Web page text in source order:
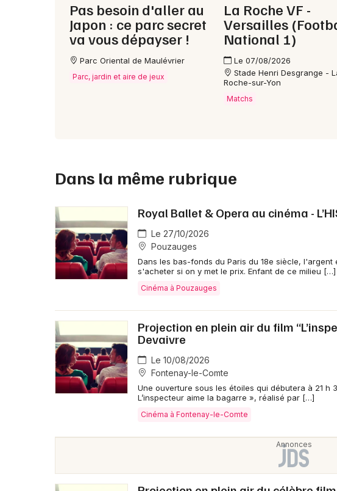
Pas besoin d'aller au
Japon : ce parc secret
va vous dépayser !
Parc Oriental de Maulévrier
Parc, jardin et aire de jeux
La Roche VF -
Versailles
National 1)
Le 07/08/2026
Stade Henri Desgrange -
Roche-sur-Yon
Matchs
Dans la même rubrique
Royal Ballet & Opera au cinéma -
Le 27/10/2026
Pouzauges
Dans les bas-fonds du Paris du 18e siècle,
s'acheter si on y met le prix. Enfant de ce milieu […]
Cinéma à Pouzauges
Projection en plein air du film
Devaivre
Le 10/08/2026
Fontenay-le-Comte
Une ouverture sous les étoiles qui débutera à 21
L’inspecteur aime la bagarre », réalisé par […]
Cinéma à Fontenay-le-Comte